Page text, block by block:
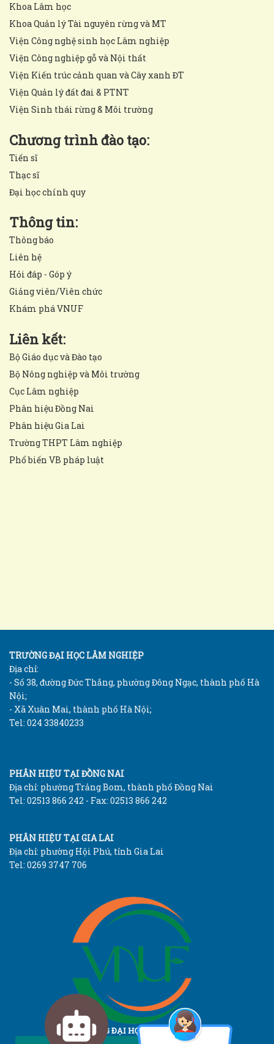
Khoa Lâm học
Khoa Quản lý Tài nguyên rừng và MT
Viện Công nghệ sinh học Lâm nghiệp
Viện Công nghiệp gỗ và Nội thất
Viện Kiến trúc cảnh quan và Cây xanh ĐT
Viện Quản lý đất đai & PTNT
Viện Sinh thái rừng & Môi trường
Chương trình đào tạo:
Tiến sĩ
Thạc sĩ
Đại học chính quy
Thông tin:
Thông báo
Liên hệ
Hỏi đáp - Góp ý
Giảng viên/Viên chức
Khám phá VNUF
Liên kết:
Bộ Giáo dục và Đào tạo
Bộ Nông nghiệp và Môi trường
Cục Lâm nghiệp
Phân hiệu Đồng Nai
Phân hiệu Gia Lai
Trường THPT Lâm nghiệp
Phổ biến VB pháp luật
TRƯỜNG ĐẠI HỌC LÂM NGHIỆP
Địa chỉ:
- Số 38, đường Đức Thắng, phường Đông Ngạc, thành phố Hà
Nội;
- Xã Xuân Mai, thành phố Hà Nội;
Tel: 024 33840233
PHÂN HIỆU TẠI ĐỒNG NAI
Địa chỉ: phường Trảng Bom, thành phố Đồng Nai
Tel: 02513 866 242 - Fax: 02513 866 242
PHÂN HIỆU TẠI GIA LAI
Địa chỉ: phường Hội Phú, tỉnh Gia Lai
Tel: 0269 3747 706
TRƯỜNG ĐẠI HỌC LÂM NGHIỆP
Vietnam National University of Forestry